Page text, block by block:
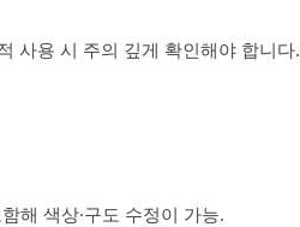
사용 시 주의 깊게 확인해야 합니다.
해 색상·구도 수정이 가능.